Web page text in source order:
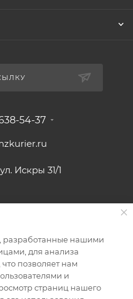
54-37
Искры 31/1
разработанные нашими
для анализа
позволяет нам
и
страниц нашего